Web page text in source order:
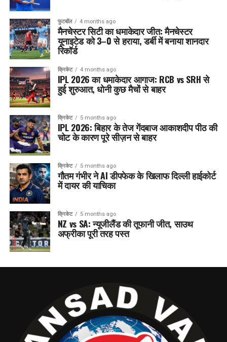
फुटबॉल 4 months ago
मैनचेस्टर सिटी का धमाकेदार जीत: मैनचेस्टर
यूनाइटेड को 3–0 से हराया, डर्बी में बनाया शानदार
रिकॉर्ड
क्रिकेट 4 months ago
IPL 2026 का धमाकेदार आगाज: RCB vs SRH से
हुई शुरुआत, धोनी कुछ मैचों से बाहर
क्रिकेट 5 months ago
IPL 2026: बिहार के तेज गेंदबाज आकाशदीप पीठ की
चोट के कारण पूरे सीज़न से बाहर
क्रिकेट 5 months ago
गौतम गंभीर ने AI डीपफेक के खिलाफ दिल्ली हाईकोर्ट
में दायर की याचिका
क्रिकेट 5 months ago
NZ vs SA: न्यूजीलैंड की तूफानी जीत, साउथ
अफ्रीका पूरी तरह पस्त